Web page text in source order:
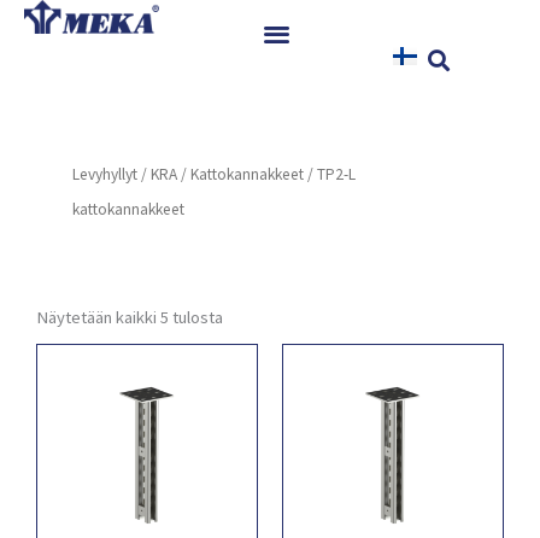
Siirry
Referenssit
Uutiset
Yhteystiedot
Levyhyllyt / KRA / Kattokannakkeet / TP2-L
kattokannakkeet
Näytetään kaikki 5 tulosta